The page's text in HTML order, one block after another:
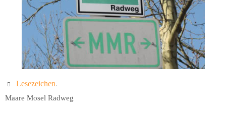
Lesezeichen.
Maare Mosel Radweg